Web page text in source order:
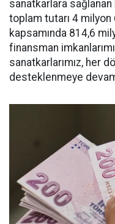
sanatkarlara
toplam tutarı 4 milyon
kapsamında 814,6
finansman
sanatkarlarımız, her
desteklenmeye